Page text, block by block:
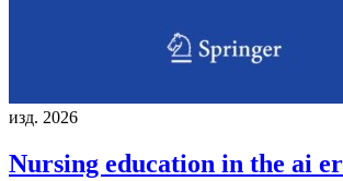
изд. 2026
Nursing education in the ai